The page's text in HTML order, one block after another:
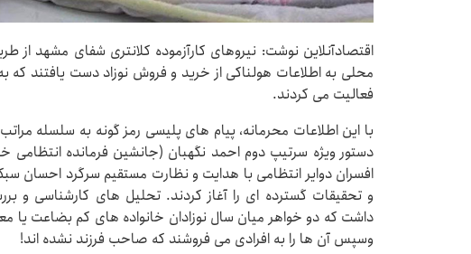
اقتصادآنلاین نوشت: نیروهای کارآزموده کلانتری شفای مشهد از
محلی به اطلاعات هولناکی از خرید و فروش نوزاد دست یافتند
فعالیت می کردند.
با این اطلاعات محرمانه، پیام های پلیسی رمز گونه به سلسله
دستور ویژه سرتیپ دوم احمد نگهبان (جانشین فرمانده
افسران دوایر انتظامی با هدایت و نظارت مستقیم سرگرد احسان
و تحقیقات گسترده ای را آغاز کردند. تحلیل های کارشناسی و
داشت که دو خواهر میان سال نوزادان خانواده های کم بضاعت یا
وسپس آن ها را به افرادی می فروشند که صاحب فرزند نشده اند!